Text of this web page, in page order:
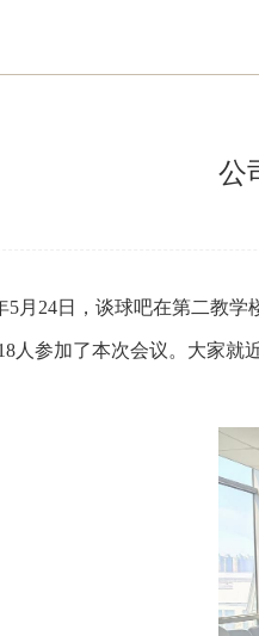
公
5月 24日，谈球吧在第二教学
人参加了本次会议。大家就